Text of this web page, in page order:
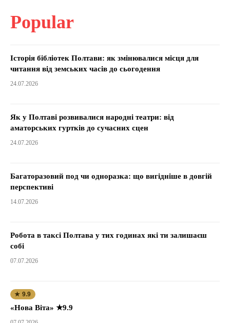
Popular
Історія бібліотек Полтави: як змінювалися місця для
читання від земських часів до сьогодення
24.07.2026
Як у Полтаві розвивалися народні театри: від
аматорських гуртків до сучасних сцен
24.07.2026
Багаторазовий под чи одноразка: що вигідніше в довгій
перспективі
14.07.2026
Робота в таксі Полтава у тих годинах які ти залишаєш
собі
07.07.2026
★ 9.9
«Нова Віта» ★9.9